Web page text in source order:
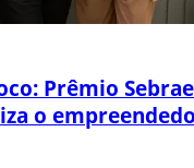
Prêmio
o